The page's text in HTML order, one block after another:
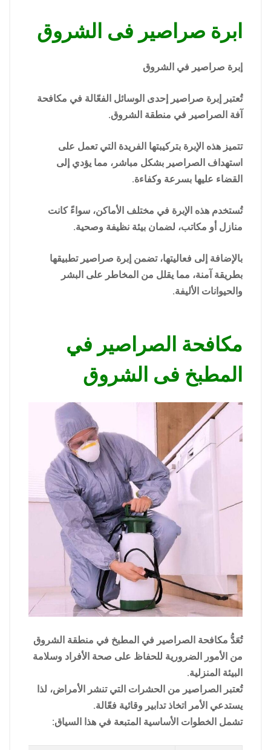
ابرة صراصير فى الشروق
إبرة صراصير في الشروق
تُعتبر إبرة صراصير إحدى الوسائل الفعّالة في مكافحة
آفة الصراصير في منطقة الشروق.
تتميز هذه الإبرة بتركيبتها الفريدة التي تعمل على
استهداف الصراصير بشكل مباشر، مما يؤدي إلى
القضاء عليها بسرعة وكفاءة.
تُستخدم هذه الإبرة في مختلف الأماكن، سواءً كانت
منازل أو مكاتب، لضمان بيئة نظيفة وصحية.
بالإضافة إلى فعاليتها، تضمن إبرة صراصير تطبيقها
بطريقة آمنة، مما يقلل من المخاطر على البشر
والحيوانات الأليفة.
مكافحة الصراصير في
المطبخ فى الشروق
تُعَدُّ مكافحة الصراصير في المطبخ في منطقة الشروق
من الأمور الضرورية للحفاظ على صحة الأفراد وسلامة
البيئة المنزلية.
تُعتبر الصراصير من الحشرات التي تنشر الأمراض، لذا
يستدعي الأمر اتخاذ تدابير وقائية فعّالة.
تشمل الخطوات الأساسية المتبعة في هذا السياق: